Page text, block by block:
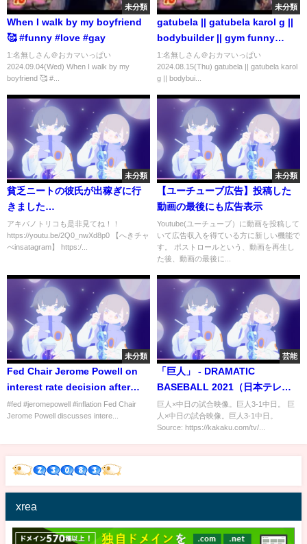
未分類
When I walk by my boyfriend
🥰 #funny #love #gay
1:名無しさん＠おカマいっぱい
2024.09.04(Wed) When I walk by my
boyfriend 🥰 #...
未分類
gatubela || gatubela karol g ||
bodybuilder || gym funny
video || gay bodybuilder ||
#shorts #gay 💪💪
1:名無しさん＠おカマいっぱい
2024.08.15(Thu) gatubela || gatubela karol
g || bodybui...
未分類
貧乏ニートの彼氏が出稼ぎに行
きました…
アキバノトリコも是非見てね！！
https://youtu.be/2Q0_nwXd8p0 【へきチャ
べinsatagram】 https:/...
未分類
【ユーチューブ広告】投稿した
動画の最後にも広告表示
Youtube(ユーチューブ）に動画を投稿して
いて広告収入を得ている方に新しい機能で
す。 ポストロールという、動画を再生し
た後、動画の最後に...
未分類
Fed Chair Jerome Powell on
interest rate decision after
FOMC meeting
#fed #jeromepowell #inflation Fed Chair
Jerome Powell discusses intere...
芸能
「巨人」 - DRAMATIC
BASEBALL 2021（日本テレ
ビ）
巨人×中日の試合映像。巨人3-1中日。 巨
人×中日の試合映像。巨人3-1中日。
Source: https://kakaku.com/tv/...
xrea